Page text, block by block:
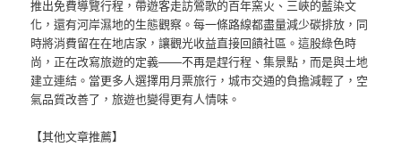
推出免費導覽行程，帶遊客走訪鶯歌的百年窯火、三峽的藍染文
化，還有河岸濕地的生態觀察。每一條路線都盡量減少碳排放，同
時將消費留在在地店家，讓觀光收益直接回饋社區。這股綠色時
尚，正在改寫旅遊的定義——不再是趕行程、集景點，而是與土地
建立連結。當更多人選擇用月票旅行，城市交通的負擔減輕了，空
氣品質改善了，旅遊也變得更有人情味。
【其他文章推薦】